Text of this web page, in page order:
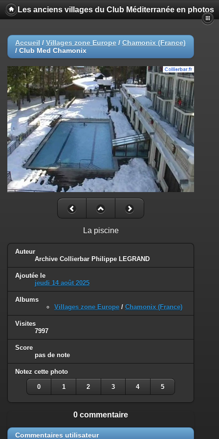
Les anciens villages du Club Méditerranée en photos
Accueil / Villages zone Europe / Chamonix (France)
/ Club Med Chamonix
La piscine
Auteur
Archive Collierbar Philippe LEGRAND
Ajoutée le
jeudi 14 août 2025
Albums
Villages zone Europe / Chamonix (France)
Visites
7997
Score
pas de note
Notez cette photo
0 1 2 3 4 5
0 commentaire
Commentaires utilisateur